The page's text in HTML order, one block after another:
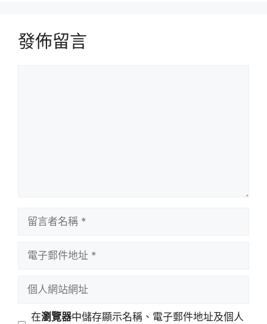
發佈留言
在瀏覽器中儲存顯示名稱、電子郵件地址及個人